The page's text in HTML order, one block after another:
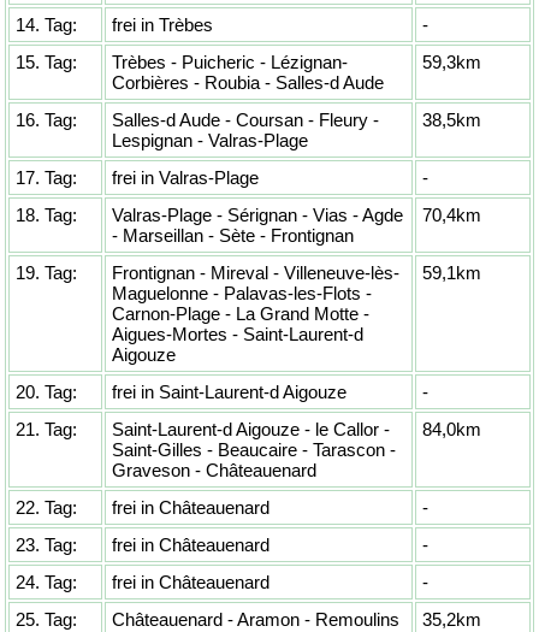
14. Tag:
frei in Trèbes
-
15. Tag:
Trèbes - Puicheric - Lézignan-
Corbières - Roubia - Salles-d Aude
59,3km
16. Tag:
Salles-d Aude - Coursan - Fleury -
Lespignan - Valras-Plage
38,5km
17. Tag: frei in Valras-Plage
-
18. Tag:
Valras-Plage - Sérignan - Vias - Agde
- Marseillan - Sète - Frontignan
70,4km
19. Tag:
Frontignan - Mireval - Villeneuve-lès-
Maguelonne - Palavas-les-Flots -
Carnon-Plage - La Grand Motte -
Aigues-Mortes - Saint-Laurent-d
Aigouze
59,1km
20. Tag: frei in Saint-Laurent-d Aigouze
-
21. Tag:
Saint-Laurent-d Aigouze - le Callor -
Saint-Gilles - Beaucaire - Tarascon -
Graveson - Châteauenard
84,0km
22. Tag: frei in Châteauenard
-
23. Tag:
frei in Châteauenard
-
24. Tag:
frei in Châteauenard
-
25. Tag:
Châteauenard - Aramon - Remoulins
35,2km